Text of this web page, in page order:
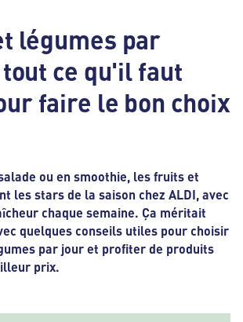
légumes par
ce qu'il faut
faire le bon choix
ou en smoothie, les fruits et
les stars de la saison chez ALDI, avec
chaque semaine. Ça méritait
quelques conseils utiles pour choisir
par jour et profiter de produits
prix.